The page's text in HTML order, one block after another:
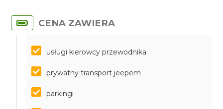
CENA ZAWIERA
usługi kierowcy przewodnika
prywatny transport jeepem
parkingi